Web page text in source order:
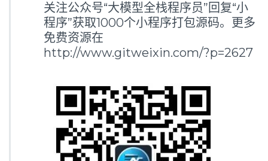
关注公众号“大模型全栈程序员”回复“小
程序”获取1000个小程序打包源码。更多
免费资源在
http://www.gitweixin.com/?p=2627